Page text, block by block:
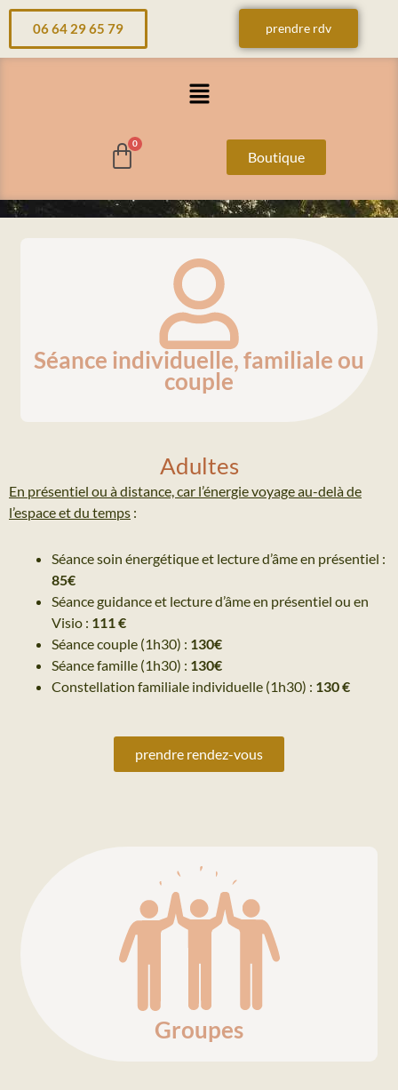
06 64 29 65 79 prendre rdv
Menu
Boutique
Séance individuelle, familiale ou
couple
Adultes
En présentiel ou à distance, car l’énergie voyage au-delà de
l’espace et du temps :
Séance soin énergétique et lecture d’âme en présentiel :
85€
Séance guidance et lecture d’âme en présentiel ou en
Visio : 111 €
Séance couple (1h30) : 130€
Séance famille (1h30) : 130€
Constellation familiale individuelle (1h30) : 130 €
prendre rendez-vous
Groupes